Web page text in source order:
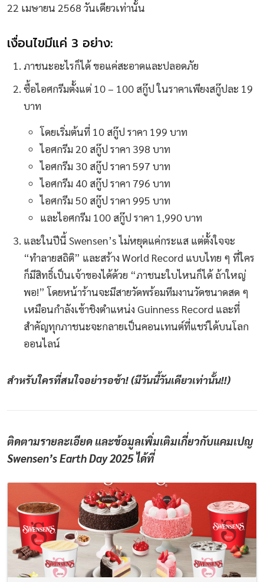
22 เมษายน 2568 วันเดียวเท่านั้น
เงื่อนไขมีแค่ 3 อย่าง:
ภาชนะอะไรก็ได้ ขอแค่สะอาดและปลอดภัย
ซื้อไอศกรีมตั้งแต่ 10 – 100 สกู๊ป ในราคาเพียงสกู๊ปละ 19
บาท
โดยเริ่มต้นที่ 10 สกู๊ป ราคา 199 บาท
ไอศกรีม 20 สกู๊ป ราคา 398 บาท
ไอศกรีม 30 สกู๊ป ราคา 597 บาท
ไอศกรีม 40 สกู๊ป ราคา 796 บาท
ไอศกรีม 50 สกู๊ป ราคา 995 บาท
และไอศกรีม 100 สกู๊ป ราคา 1,990 บาท
และในปีนี้ Swensen’s ไม่หยุดแค่กระแส แต่ตั้งใจจะ
“ทำลายสถิติ” และสร้าง World Record แบบไทย ๆ ที่ใคร
ก็มีสิทธิ์เป็นเจ้าของได้ด้วย “ภาชนะใบไหนก็ได้ ถ้าใหญ่
พอ!” โดยหน้าร้านจะมีสายวัดพร้อมทีมงานวัดขนาดสด ๆ
เหมือนกำลังเข้าชิงตำแหน่ง Guinness Record และที่
สำคัญทุกภาชนะจะกลายเป็นคอนเทนต์ที่แชร์ได้บนโลก
ออนไลน์
สำหรับใครที่สนใจอย่ารอช้า! (มีวันนี้วันเดียวเท่านั้น!!)
ติดตามรายละเอียด และข้อมูลเพิ่มเติมเกี่ยวกับแคมเปญ
Swensen’s Earth Day 2025 ได้ที่